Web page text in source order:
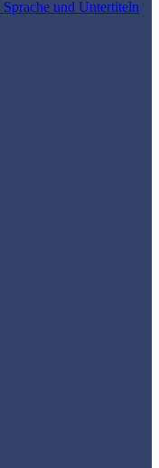
und Untertiteln